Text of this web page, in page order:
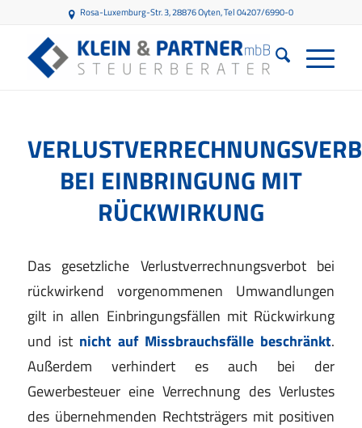
Rosa-Luxemburg-Str. 3, 28876 Oyten, Tel 04207/6990-0
BEI EINBRINGUNG MIT
RÜCKWIRKUNG
Das gesetzliche Verlustverrechnungsverbot bei
rückwirkend vorgenommenen Umwandlungen
gilt in allen Einbringungsfällen mit Rückwirkung
und ist nicht auf Missbrauchsfälle beschränkt.
Außerdem verhindert es auch bei der
Gewerbesteuer eine Verrechnung des Verlustes
des übernehmenden Rechtsträgers mit positiven